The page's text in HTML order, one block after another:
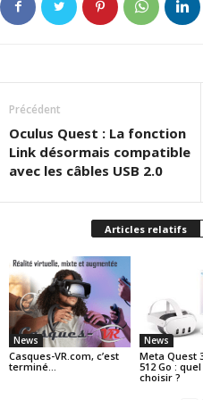
Précédent
Oculus Quest : La fonction
Link désormais compatible
avec les câbles USB 2.0
Articles relatifs
News
Casques-VR.com, c’est
terminé…
News
Meta Quest
512 Go :
choisir ?